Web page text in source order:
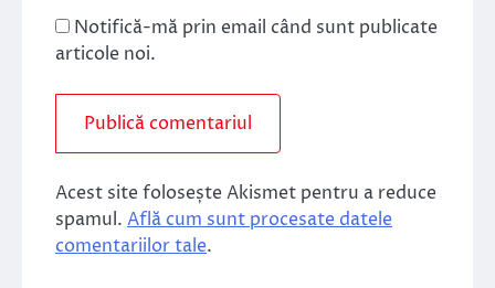
Notifică-mă prin email când sunt publicate
articole noi.
Acest site folosește Akismet pentru a reduce
spamul. Află cum sunt procesate datele
comentariilor tale.